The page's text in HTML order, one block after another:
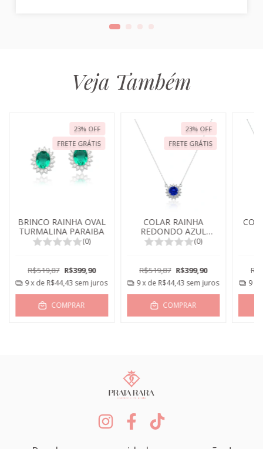
Veja Também
23% OFF
FRETE GRÁTIS
BRINCO RAINHA OVAL
TURMALINA PARAIBA
(0)
R$519,87 R$399,90
9x de R$44,43 sem juros
COMPRAR
23% OFF
FRETE GRÁTIS
COLAR RAINHA
REDONDO AZUL
SAFIRA
(0)
R$519,87 R$399,90
9x de R$44,43 sem juros
COMPRAR
9